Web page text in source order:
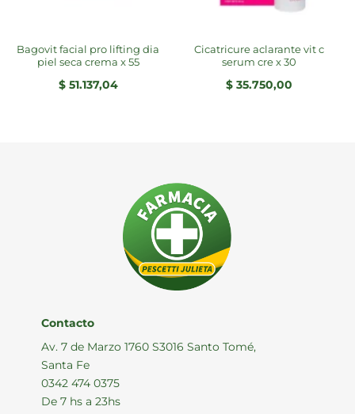
bagovit facial pro lifting dia
piel seca crema x 55
$51.137,04
cicatricure aclarante vit c
serum cre x 30
$35.750,00
Contacto
Av. 7 de Marzo 1760 S3016 Santo Tomé,
Santa Fe
0342 474 0375
De 7 hs a 23hs